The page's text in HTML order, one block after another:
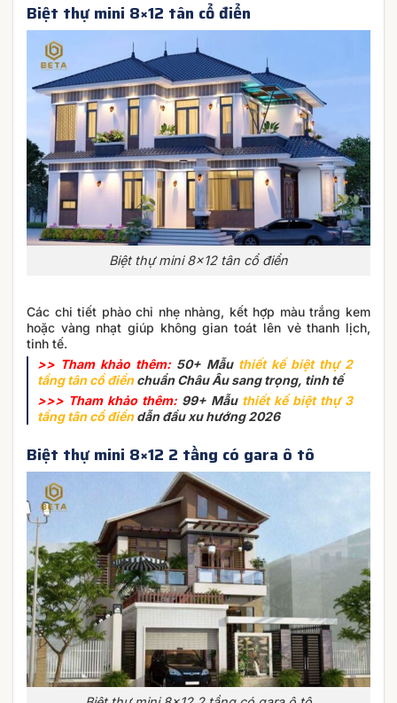
Biệt thự mini 8×12 tân cổ điển
Biệt thự mini 8×12 tân cổ điển
Các chi tiết phào chỉ nhẹ nhàng, kết hợp màu trắng kem
hoặc vàng nhạt giúp không gian toát lên vẻ thanh lịch,
tinh tế.
>> Tham khảo thêm: 50+ Mẫu thiết kế biệt thự 2
tầng tân cổ điểnchuẩn Châu Âu sang trọng, tinh tế
>>> Tham khảo thêm: 99+ Mẫu thiết kế biệt thự 3
tầng tân cổ điểndẫn đầu xu hướng 2026
Biệt thự mini 8×12 2 tầng có gara ô tô